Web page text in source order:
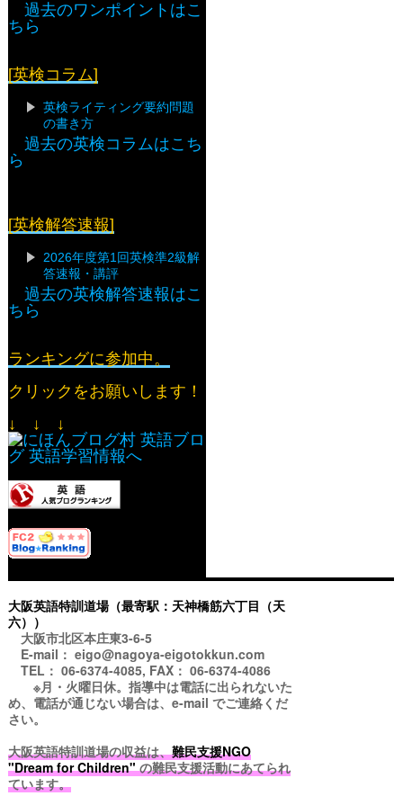
過去のワンポイントはこ
ちら
[英検コラム]
英検ライティング要約問題
の書き方
過去の英検コラムはこち
ら
[英検解答速報]
2026年度第1回英検準2級解
答速報・講評
過去の英検解答速報はこ
ちら
ランキングに参加中。
クリックをお願いします！
↓ ↓ ↓
大阪英語特訓道場（最寄駅：天神橋筋六丁目（天
六））
大阪市北区本庄東3-6-5
E-mail： eigo@nagoya-eigotokkun.com
TEL： 06-6374-4085, FAX： 06-6374-4086
※月・火曜日休。指導中は電話に出られないた
め、電話が通じない場合は、e-mail でご連絡くだ
さい。
大阪英語特訓道場の収益は、難民支援NGO
"Dream for Children"の難民支援活動にあてられ
ています。